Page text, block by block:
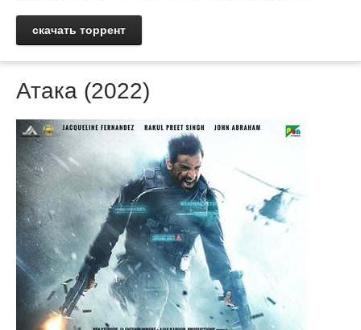
скачать торрент
Атака (2022)